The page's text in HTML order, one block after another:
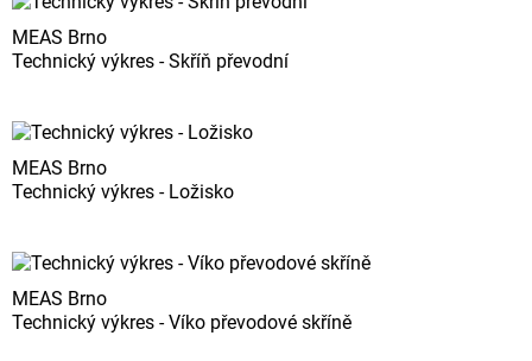
MEAS Brno
Technický výkres - Skříň převodní
MEAS Brno
Technický výkres - Ložisko
MEAS Brno
Technický výkres - Víko převodové skříně